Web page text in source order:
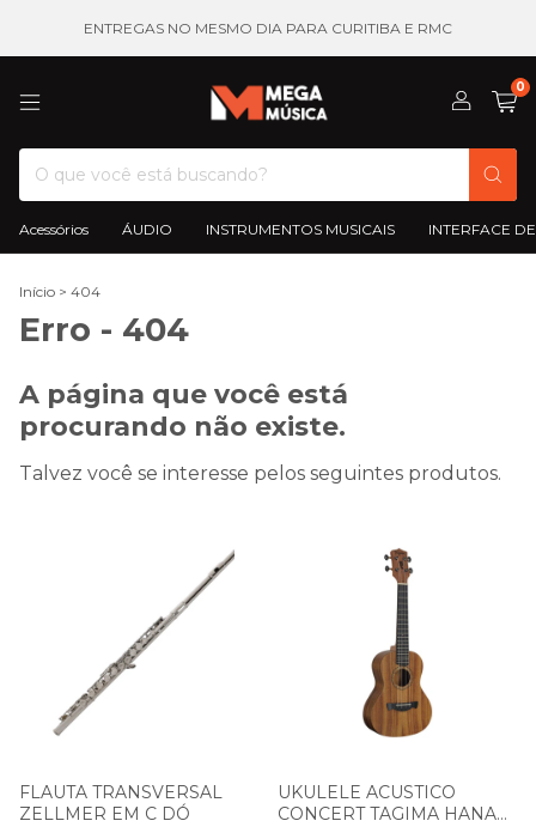
ENTREGAS NO MESMO DIA PARA CURITIBA E RMC
0
Acessórios ÁUDIO INSTRUMENTOS MUSICAIS INTERFACE
Início > 404
Erro - 404
A página que você está
procurando não existe.
Talvez você se interesse pelos seguintes produtos.
FLAUTA TRANSVERSAL
ZELLMER EM C DÓ
UKULELE ACUSTICO
CONCERT TAGIMA HANA